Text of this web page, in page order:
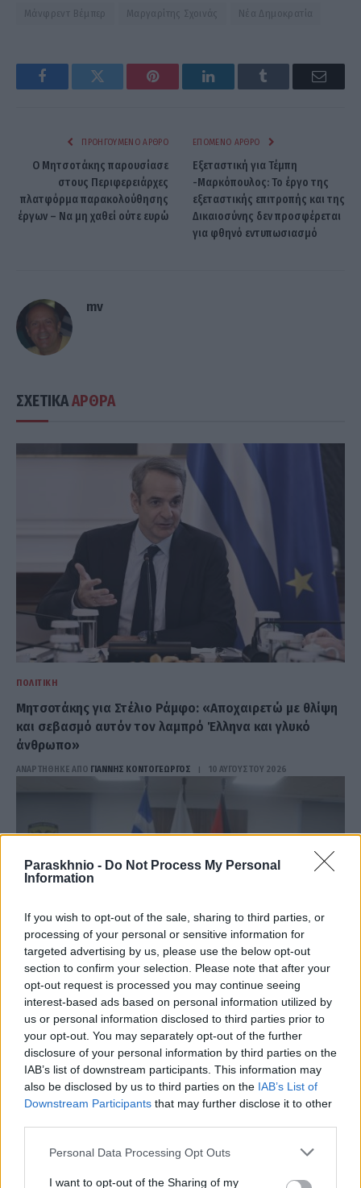
Paraskhnio - Do Not Process My Personal
Information
If you wish to opt-out of the sale, sharing to third parties, or
processing of your personal or sensitive information for
targeted advertising by us, please use the below opt-out
section to confirm your selection. Please note that after your
opt-out request is processed you may continue seeing
interest-based ads based on personal information utilized by
us or personal information disclosed to third parties prior to
your opt-out. You may separately opt-out of the further
disclosure of your personal information by third parties on the
IAB’s list of downstream participants. This information may
also be disclosed by us to third parties on the IAB’s List of
Downstream Participants that may further disclose it to other
Please note that this website/app uses one or more Google
not limited to your visit or usage behaviour. You may click to
Personal Data Processing Opt Outs
I want to opt-out of the Sharing of my
Μάνφρεντ Βέμπερ Μαργαρίτης Σχοινάς Νέα Δημοκρατία
FacebookTwitter Pinterest LinkedInTumblr Email
ΠΡΟΗΓΟΎΜΕΝΟ ΆΡΘΡΟ
Ο Μητσοτάκης παρουσίασε
στους Περιφερειάρχες
πλατφόρμα παρακολούθησης
έργων – Να μη χαθεί ούτε ευρώ
ΕΠΌΜΕΝΟ ΆΡΘΡΟ
Εξεταστική για Τέμπη
-Μαρκόπουλος: Το έργο της
εξεταστικής επιτροπής και της
Δικαιοσύνης δεν προσφέρεται
για φθηνό εντυπωσιασμό
mv
ΣΧΕΤΙΚΑΑΡΘΡΑ
ΠΟΛΙΤΙΚΉ
Μητσοτάκης για Στέλιο Ράμφο: «Αποχαιρετώ με θλίψη
και σεβασμό αυτόν τον λαμπρό Έλληνα και γλυκό
άνθρωπο»
ΑΝΑΡΤΗΘΗΚΕ ΑΠΟ ΓΙΆΝΝΗΣ ΚΟΝΤΟΓΕΏΡΓΟΣ 10 ΑΥΓΟΎΣΤΟΥ 2026
ΠΟΛΙΤΙΚΉ
ΓΕΕΘΑ: Υπεγράφη το Κοινό Σχέδιο Δράσης Ελλάδας –
Κύπρου – Ιορδανίας για το 2026
ΑΝΑΡΤΗΘΗΚΕ ΑΠΟΕΛΕΑΝΑ ΖΑΜΠΑΡΑ 10 ΑΥΓΟΎΣΤΟΥ 2026